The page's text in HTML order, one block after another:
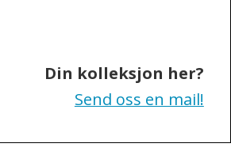
Din kolleksjon her?
Send oss en mail!